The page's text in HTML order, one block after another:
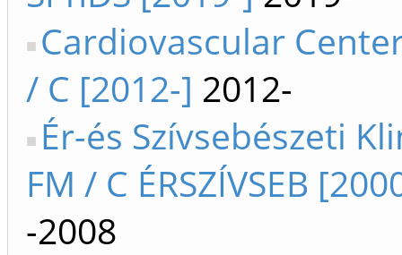
Cardiovascular
/ C [2012-] 2012-
Ér-és Szívsebészeti
FM / C ÉRSZÍVSEB
-2008